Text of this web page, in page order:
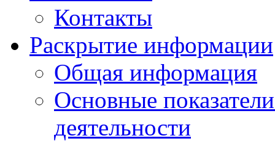
Контакты
Раскрытие информации
Общая информация
Основные
деятельности